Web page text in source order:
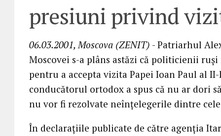
presiuni privind
06.03.2001, Moscova (ZENIT) - Patriarhul
Moscovei s-a plâns astăzi că politicienii ruşi
pentru a accepta vizita Papei Ioan Paul al
conducătorul ortodox a spus că nu ar dori
nu vor fi rezolvate neînţelegerile dintre
În declaraţiile publicate de către agenţia